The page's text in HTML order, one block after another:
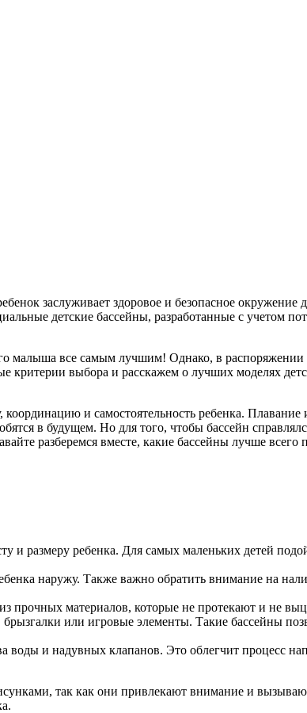
заслуживает здоровое и безопасное окружение
детские бассейны, разработанные с учетом
малыша все самым лучшим! Однако, в
критерии выбора и расскажем о лучших моделях
и самостоятельность ребенка.
в будущем. Но для того, чтобы бассейн
разберемся вместе, какие бассейны лучше всего
и размеру ребенка. Для самых маленьких детей
наружу. Также важно обратить внимание на
прочных материалов, которые не протекают и не
или игровые элементы. Такие бассейны
воды и надувных клапанов. Это облегчит процесс
так как они привлекают внимание и